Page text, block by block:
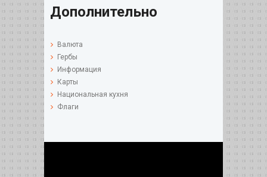
Дополнительно
Валюта
Гербы
Информация
Карты
Национальная кухня
Флаги